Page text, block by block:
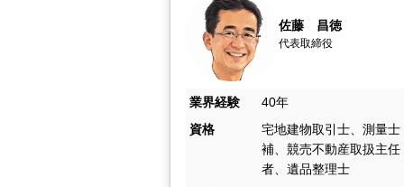
個人情報は正確かつ安全に管理し、
します。秘密厳守を徹底し、安心し
佐藤　昌徳
代表取締役
業界経験
40年
資格
宅地建物取引士、測量士
補、競売不動産取扱主任
者、遺品整理士